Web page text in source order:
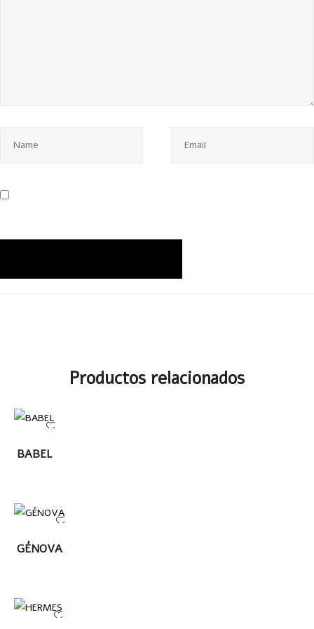
Productos relacionados
MÁS
BABEL
MÁS
GÉNOVA